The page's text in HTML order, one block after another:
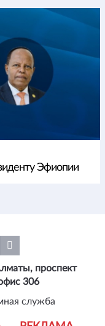
Эфиопии
проспект
306
служба